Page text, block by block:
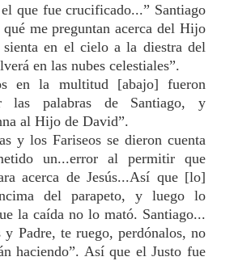
que fue crucificado...” Santiago
qué me preguntan acerca del Hijo
sienta en el cielo a la diestra del
en las nubes celestiales”.
la multitud [abajo] fueron
las palabras de Santiago, y
al Hijo de David”.
los Fariseos se dieron cuenta
un...error al permitir que
acerca de Jesús...Así que [lo]
del parapeto, y luego lo
la caída no lo mató. Santiago...
Padre, te ruego, perdónalos, no
haciendo”. Así que el Justo fue